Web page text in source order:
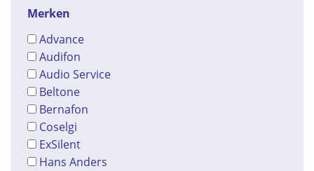
Merken
Advance
Audifon
Audio Service
Beltone
Bernafon
Coselgi
ExSilent
Hans Anders